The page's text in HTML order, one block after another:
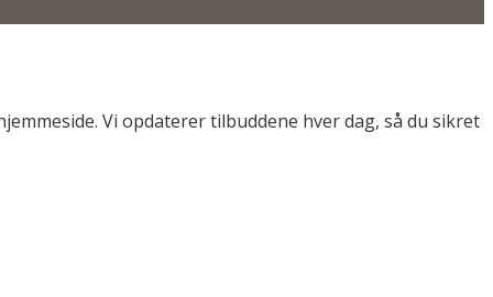
Vi opdaterer tilbuddene hver dag, så du sikret